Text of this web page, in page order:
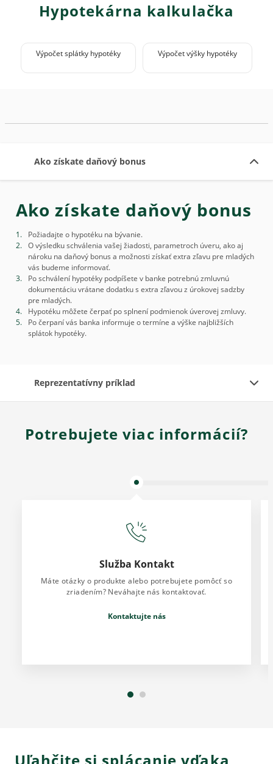
Hypotekárna kalkulačka
Výpočet splátky hypotéky Výpočet výšky hypotéky
Ako získate daňový bonus
Ako získate daňový bonus
Požiadajte o hypotéku na bývanie.
O výsledku schválenia vašej žiadosti, parametroch úveru, ako aj
nároku na daňový bonus a možnosti získať extra zľavu pre mladých
vás budeme informovať.
Po schválení hypotéky podpíšete v banke potrebnú zmluvnú
dokumentáciu vrátane dodatku s extra zľavou z úrokovej sadzby
pre mladých.
Hypotéku môžete čerpať po splnení podmienok úverovej zmluvy.
Po čerpaní vás banka informuje o termíne a výške najbližších
splátok hypotéky.
Reprezentatívny príklad
Potrebujete viac informácií?
Služba Kontakt
Máte otázky o produkte alebo potrebujete pomôcť so
zriadením? Neváhajte nás kontaktovať.
Kontaktujte nás